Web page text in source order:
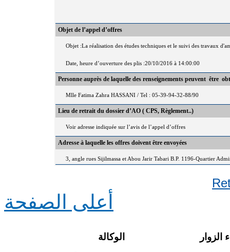
Objet de l’appel d’offres
Objet :La réalisation des études techniques et le suivi des travaux
Date, heure d’ouverture des plis :20/10/2016 à 14:00:00
Personne auprès de laquelle des renseignements peuvent être
Mlle Fatima Zahra HASSANI / Tel : 05-39-94-32-88/90
Lieu de retrait du dossier d’AO ( CPS, Règlement..)
Voir adresse indiquée sur l’avis de l’appel d’offres
Adresse à laquelle les offres doivent être envoyées
3, angle rues Sijilmassa et Abou Jarir Tabari B.P. 1196-Quartier
أعلى الصفحة
الوكالة الزوار